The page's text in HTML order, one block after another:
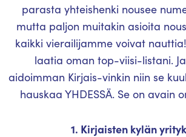
parasta yhteishenki nousee
mutta paljon muitakin asioita
kaikki vierailijamme voivat
laatia oman top-viisi-listani.
aidoimman Kirjais-vinkin niin se
hauskaa YHDESSÄ. Se on avain
1. Kirjaisten kylän